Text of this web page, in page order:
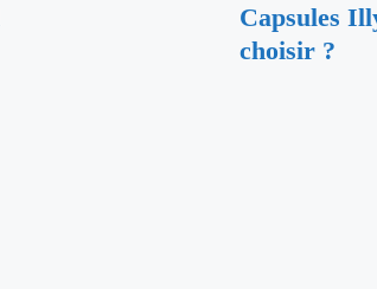
Capsules
choisir ?